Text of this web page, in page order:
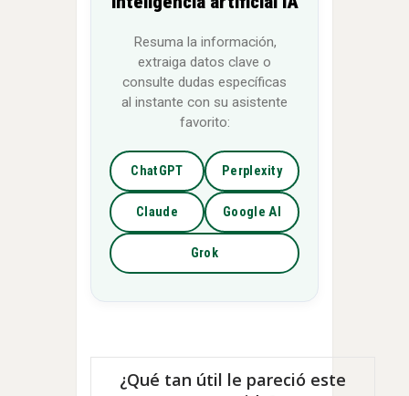
Resuma la información,
extraiga datos clave o
consulte dudas específicas
al instante con su asistente
favorito:
ChatGPT Perplexity
Claude Google AI
Grok
¿Qué tan útil le pareció este